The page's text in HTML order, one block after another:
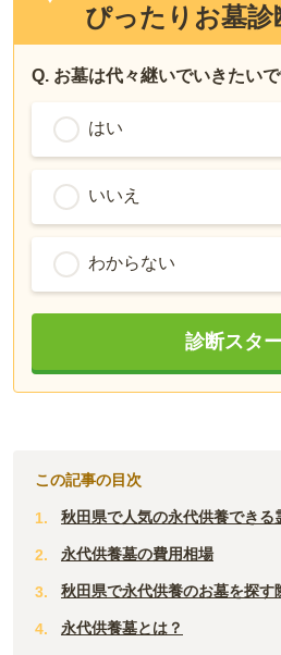
ぴったりお墓診
Q. お墓は代々継いでいきたい
はい
いいえ
わからない
診断スタ
この記事の目次
秋田県で人気の永代供養できる
永代供養墓の費用相場
秋田県で永代供養のお墓を探す
永代供養墓とは？